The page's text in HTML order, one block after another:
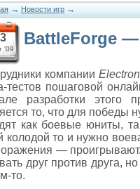
→ Новости игр →
'09
BattleForge —
компании
тестов пошаговой
разработки этого
то, что для победы
как боевые юниты,
колодой то и нужно
—
друг против друга,
то.